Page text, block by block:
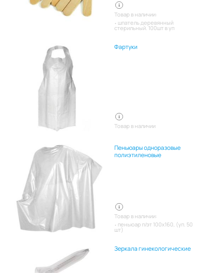
Товар в наличии:
шпатель деревянный
стерильный. 100шт в уп
Фартуки
Товар в наличии
Пеньюары одноразовые
полиэтиленовые
Товар в наличии:
пеньюар п/эт 100х160, (уп. 50
шт)
Зеркала гинекологические